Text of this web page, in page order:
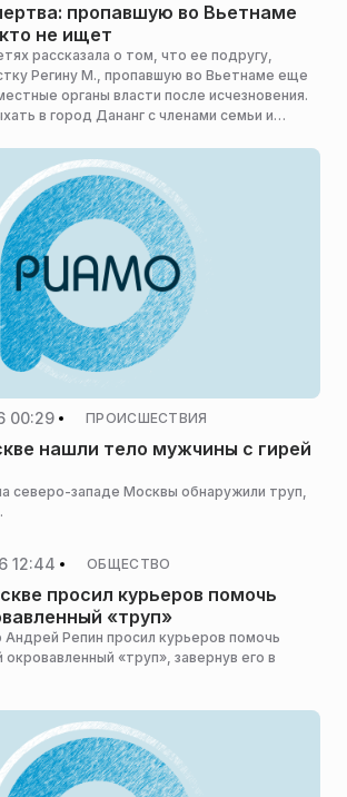
пропавшую во Вьетнаме
не ищет
рассказала о том, что ее подругу,
Регину М., пропавшую во Вьетнаме еще
органы власти после исчезновения.
в город Дананг с членами семьи и
00:29 ПРОИСШЕСТВИЯ
нашли тело мужчины с гирей
северо-западе Москвы обнаружили труп,
12:44 ОБЩЕСТВО
просил курьеров помочь
«труп»
Репин просил курьеров помочь
окровавленный «труп», завернув его в